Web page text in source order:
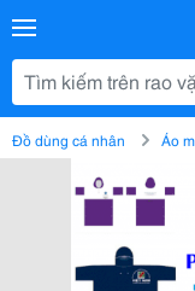
Đồ dùng cá nhân Áo